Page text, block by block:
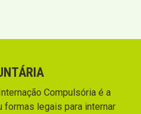
Compulsória é a
legais para internar